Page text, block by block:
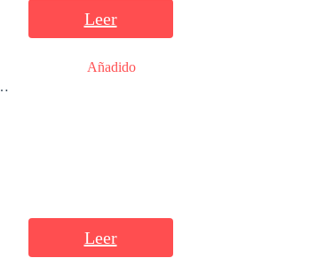
Leer
Añadido
Leer